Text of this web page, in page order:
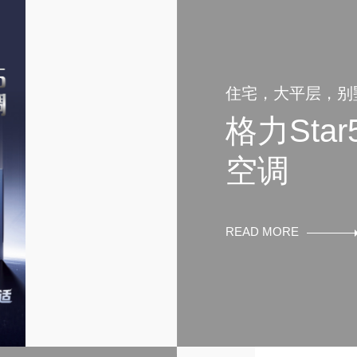
住宅，大平层，别
格力
空调
READ MORE